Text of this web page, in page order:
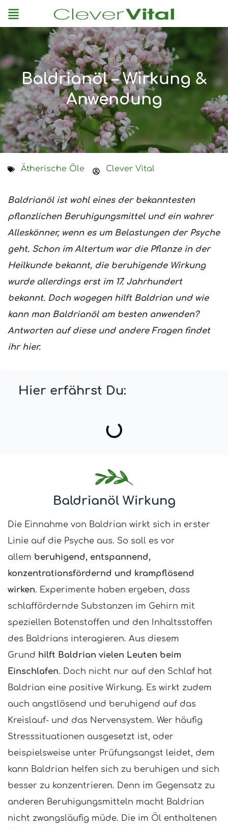
Menu
Baldrianöl – Wirkung &
Anwendung
Ätherische Öle Clever Vital
Baldrianöl ist wohl eines der bekanntesten
pflanzlichen Beruhigungsmittel und ein wahrer
Alleskönner, wenn es um Belastungen der Psyche
geht. Schon im Altertum war die Pflanze in der
Heilkunde bekannt, die beruhigende Wirkung
wurde allerdings erst im 17. Jahrhundert
bekannt. Doch wogegen hilft Baldrian und wie
kann man Baldrianöl am besten anwenden?
Antworten auf diese und andere Fragen findet
ihr hier.
Hier erfährst Du:
Baldrianöl Wirkung
Die Einnahme von Baldrian wirkt sich in erster
Linie auf die Psyche aus. So soll es vor
allem beruhigend, entspannend,
konzentrationsfördernd und krampflösend
wirken. Experimente haben ergeben, dass
schlaffördernde Substanzen im Gehirn mit
speziellen Botenstoffen und den Inhaltsstoffen
des Baldrians interagieren. Aus diesem
Grund hilft Baldrian vielen Leuten beim
Einschlafen. Doch nicht nur auf den Schlaf hat
Baldrian eine positive Wirkung. Es wirkt zudem
auch angstlösend und beruhigend auf das
Kreislauf- und das Nervensystem. Wer häufig
Stresssituationen ausgesetzt ist, oder
beispielsweise unter Prüfungsangst leidet, dem
kann Baldrian helfen sich zu beruhigen und sich
besser zu konzentrieren. Denn im Gegensatz zu
anderen Beruhigungsmitteln macht Baldrian
nicht zwangsläufig müde. Die im Öl enthaltenen